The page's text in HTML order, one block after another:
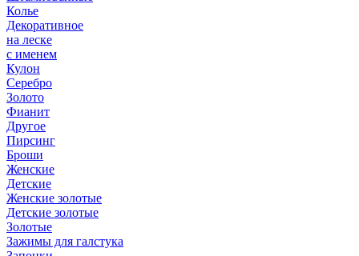
Колье
Декоративное
на леске
с именем
Кулон
Серебро
Золото
Фианит
Другое
Пирсинг
Броши
Женские
Детские
Женские золотые
Детские золотые
Золотые
Зажимы для галстука